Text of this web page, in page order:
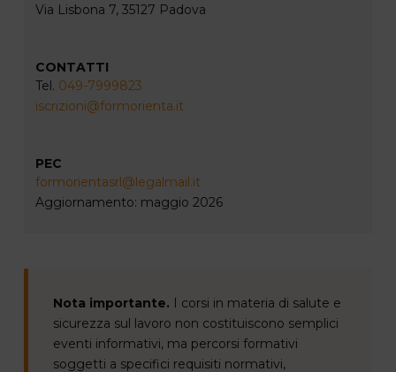
Via Lisbona 7, 35127 Padova
CONTATTI
Tel. 049-7999823
iscrizioni@formorienta.it
PEC
formorientasrl@legalmail.it
Aggiornamento: maggio 2026
Nota importante. I corsi in materia di salute e
sicurezza sul lavoro non costituiscono semplici
eventi informativi, ma percorsi formativi
soggetti a specifici requisiti normativi,